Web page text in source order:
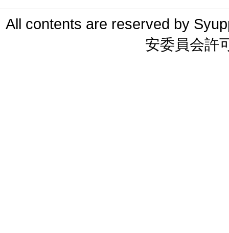
All contents are reserved by
安委員会許